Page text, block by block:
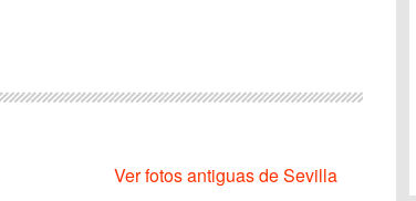
Ver fotos antiguas de Sevilla